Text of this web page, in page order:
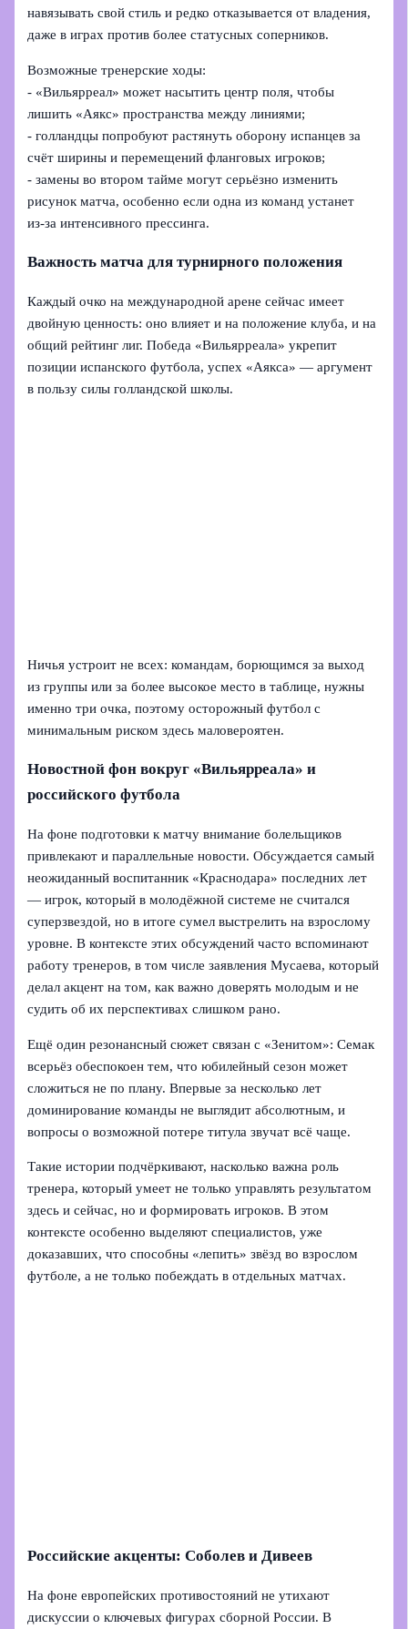
навязывать свой стиль и редко отказывается от владения,
даже в играх против более статусных соперников.
Возможные тренерские ходы:
- «Вильярреал» может насытить центр поля, чтобы
лишить «Аякс» пространства между линиями;
- голландцы попробуют растянуть оборону испанцев за
счёт ширины и перемещений фланговых игроков;
- замены во втором тайме могут серьёзно изменить
рисунок матча, особенно если одна из команд устанет
из‑за интенсивного прессинга.
Важность матча для турнирного положения
Каждый очко на международной арене сейчас имеет
двойную ценность: оно влияет и на положение клуба, и на
общий рейтинг лиг. Победа «Вильярреала» укрепит
позиции испанского футбола, успех «Аякса» — аргумент
в пользу силы голландской школы.
Ничья устроит не всех: командам, борющимся за выход
из группы или за более высокое место в таблице, нужны
именно три очка, поэтому осторожный футбол с
минимальным риском здесь маловероятен.
Новостной фон вокруг «Вильярреала» и
российского футбола
На фоне подготовки к матчу внимание болельщиков
привлекают и параллельные новости. Обсуждается самый
неожиданный воспитанник «Краснодара» последних лет
— игрок, который в молодёжной системе не считался
суперзвездой, но в итоге сумел выстрелить на взрослому
уровне. В контексте этих обсуждений часто вспоминают
работу тренеров, в том числе заявления Мусаева, который
делал акцент на том, как важно доверять молодым и не
судить об их перспективах слишком рано.
Ещё один резонансный сюжет связан с «Зенитом»: Семак
всерьёз обеспокоен тем, что юбилейный сезон может
сложиться не по плану. Впервые за несколько лет
доминирование команды не выглядит абсолютным, и
вопросы о возможной потере титула звучат всё чаще.
Такие истории подчёркивают, насколько важна роль
тренера, который умеет не только управлять результатом
здесь и сейчас, но и формировать игроков. В этом
контексте особенно выделяют специалистов, уже
доказавших, что способны «лепить» звёзд во взрослом
футболе, а не только побеждать в отдельных матчах.
Российские акценты: Соболев и Дивеев
На фоне европейских противостояний не утихают
дискуссии о ключевых фигурах сборной России. В